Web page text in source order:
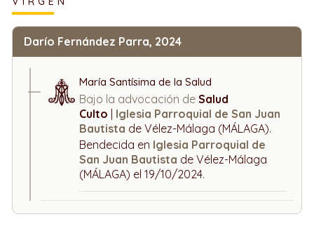
Darío Fernández Parra, 2024
María Santísima de la Salud
Bajo la advocación de Salud
Culto
Iglesia Parroquial de San Juan
Bautista de Vélez-Málaga (MÁLAGA).
Bendecida en Iglesia Parroquial de
San Juan Bautista de Vélez-Málaga
(MÁLAGA) el 19/10/2024.